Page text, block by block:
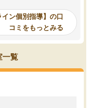
か
いなのがあり(有料)、受
ことをどんなスケジュー
くか相談したのですが、
ち期待したものではなく
くなってきたようなので
ン個別指導】の口
コミをもっとみる
一覧